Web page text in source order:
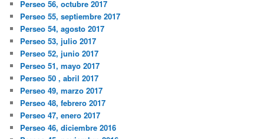
Perseo 56, octubre 2017
Perseo 55, septiembre 2017
Perseo 54, agosto 2017
Perseo 53, julio 2017
Perseo 52, junio 2017
Perseo 51, mayo 2017
Perseo 50 , abril 2017
Perseo 49, marzo 2017
Perseo 48, febrero 2017
Perseo 47, enero 2017
Perseo 46, diciembre 2016